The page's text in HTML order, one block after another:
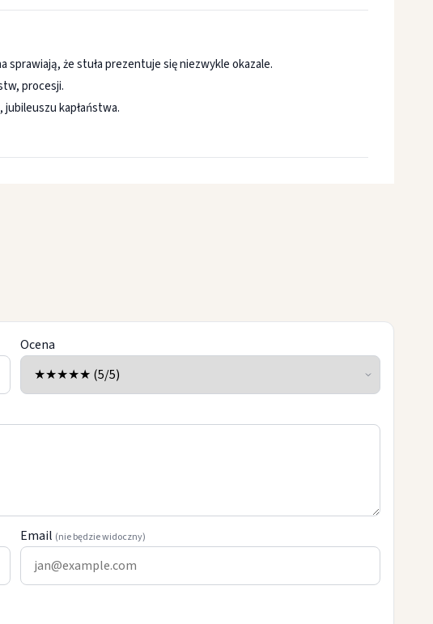
że stuła prezentuje się niezwykle okazale.
procesji.
kapłaństwa.
Ocena
Email (nie będzie widoczny)